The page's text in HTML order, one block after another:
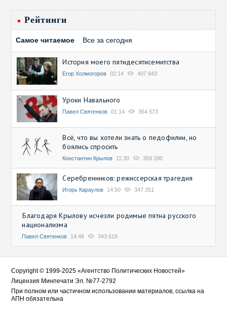
Рейтинги
Самое читаемое Все за сегодня
История моего пятидесятисемитства
Егор Холмогоров 02:14 407 843
Уроки Навального
Павел Святенков 01:14 364 573
Всё, что вы хотели знать о педофилии, но
боялись спросить
Константин Крылов 11:30 359 280
Серебренников: режиссерская трагедия
Игорь Караулов 14:50 347 251
Благодаря Крылову исчезли родимые пятна русского
национализма
Павел Святенков 14:48 343 618
Copyright © 1999-2025 «Агентство Политических Новостей»
Лицензия Минпечати Эл. №77-2792
При полном или частичном использовании материалов, ссылка на
АПН обязательна